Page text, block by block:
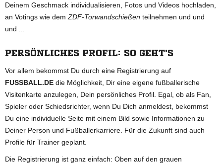
Deinem Geschmack individualisieren, Fotos und Videos hochladen,
an Votings wie dem ZDF-Torwandschießen teilnehmen und und
und ...
PERSÖNLICHES PROFIL: SO GEHT'S
Vor allem bekommst Du durch eine Registrierung auf
FUSSBALL.DE die Möglichkeit, Dir eine eigene fußballerische
Visitenkarte anzulegen, Dein persönliches Profil. Egal, ob als Fan,
Spieler oder Schiedsrichter, wenn Du Dich anmeldest, bekommst
Du eine individuelle Seite mit einem Bild sowie Informationen zu
Deiner Person und Fußballerkarriere. Für die Zukunft sind auch
Profile für Trainer geplant.
Die Registrierung ist ganz einfach: Oben auf den grauen